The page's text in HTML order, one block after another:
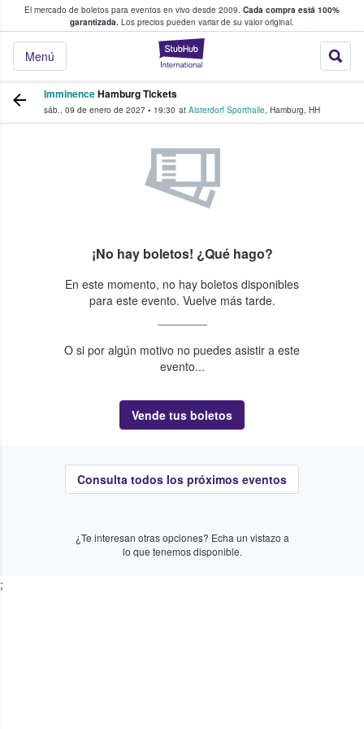
El mercado de boletos para eventos en vivo desde 2009. Cada compra está 100%
garantizada. Los precios pueden variar de su valor original.
StubHub: donde
Menú
fans compran y venden boletos
ImminenceHamburg Tickets
sáb., 09 de enero de 2027 • 19:30 at Alsterdorf Sporthalle, Hamburg, HH
¡No hay boletos! ¿Qué hago?
En este momento, no hay boletos disponibles
para este evento. Vuelve más tarde.
O si por algún motivo no puedes asistir a este
evento...
Vende tus boletos
Consulta todos los próximos eventos
¿Te interesan otras opciones? Echa un vistazo a
lo que tenemos disponible.
;